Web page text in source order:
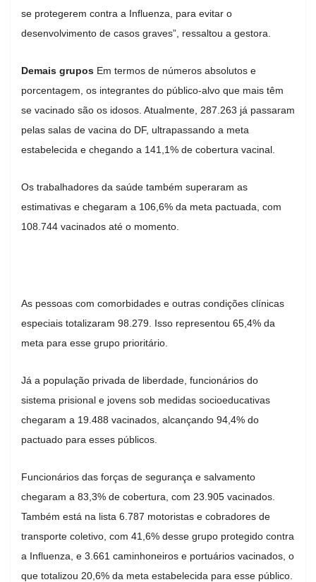
se protegerem contra a Influenza, para evitar o
desenvolvimento de casos graves”, ressaltou a gestora.
Demais grupos Em termos de números absolutos e
porcentagem, os integrantes do público-alvo que mais têm
se vacinado são os idosos. Atualmente, 287.263 já passaram
pelas salas de vacina do DF, ultrapassando a meta
estabelecida e chegando a 141,1% de cobertura vacinal.
Os trabalhadores da saúde também superaram as
estimativas e chegaram a 106,6% da meta pactuada, com
108.744 vacinados até o momento.
As pessoas com comorbidades e outras condições clínicas
especiais totalizaram 98.279. Isso representou 65,4% da
meta para esse grupo prioritário.
Já a população privada de liberdade, funcionários do
sistema prisional e jovens sob medidas socioeducativas
chegaram a 19.488 vacinados, alcançando 94,4% do
pactuado para esses públicos.
Funcionários das forças de segurança e salvamento
chegaram a 83,3% de cobertura, com 23.905 vacinados.
Também está na lista 6.787 motoristas e cobradores de
transporte coletivo, com 41,6% desse grupo protegido contra
a Influenza, e 3.661 caminhoneiros e portuários vacinados, o
que totalizou 20,6% da meta estabelecida para esse público.